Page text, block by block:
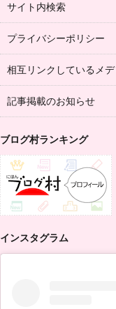
サイト内検索
プライバシーポリシー
相互リンクしているメ
記事掲載のお知らせ
ブログ村ランキング
インスタグラム